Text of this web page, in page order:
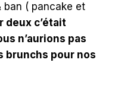
ban ( pancake et
deux c’était
n’aurions pas
brunchs pour nos